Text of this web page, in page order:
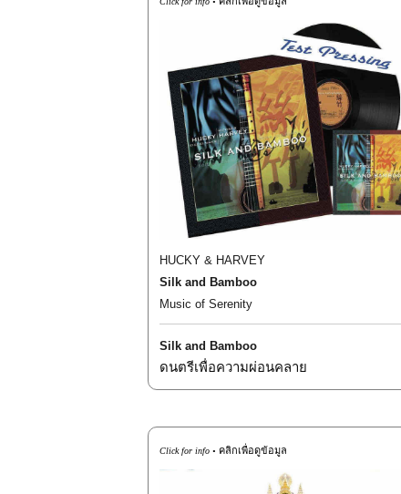
HUCKY & HARVEY
Silk and Bamboo
Music of Serenity
Silk and Bamboo
ดนตรีเพื่อความผ่อนคลาย
Click for info • คลิกเพื่อดูข้อมูล